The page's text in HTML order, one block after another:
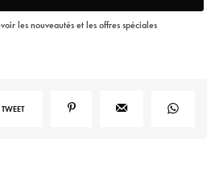
les nouveautés et les offres spéciales
TWEET